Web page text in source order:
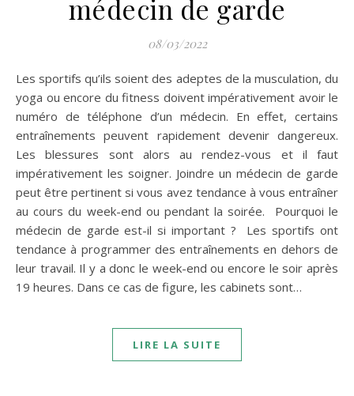
médecin de garde
08/03/2022
Les sportifs qu’ils soient des adeptes de la musculation, du
yoga ou encore du fitness doivent impérativement avoir le
numéro de téléphone d’un médecin. En effet, certains
entraînements peuvent rapidement devenir dangereux.
Les blessures sont alors au rendez-vous et il faut
impérativement les soigner. Joindre un médecin de garde
peut être pertinent si vous avez tendance à vous entraîner
au cours du week-end ou pendant la soirée. Pourquoi le
médecin de garde est-il si important ? Les sportifs ont
tendance à programmer des entraînements en dehors de
leur travail. Il y a donc le week-end ou encore le soir après
19 heures. Dans ce cas de figure, les cabinets sont…
LIRE LA SUITE